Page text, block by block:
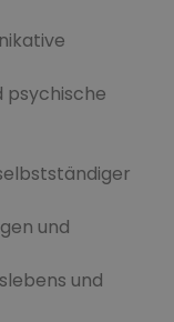
psychische
und
und